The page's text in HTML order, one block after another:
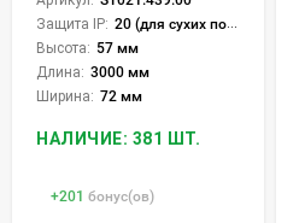
Защита IP: 20 (для сухих пом.)
Высота: 57 мм
Длина: 3000 мм
Ширина: 72 мм
НАЛИЧИЕ: 381 ШТ.
+201 бонус(ов)